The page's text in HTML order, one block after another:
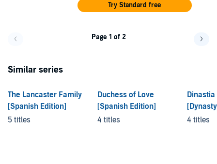
Try Standard free
Page 1 of 2
Similar series
The Lancaster Family
[Spanish Edition]
5 titles
Duchess of Love
[Spanish Edition]
4 titles
4 titles